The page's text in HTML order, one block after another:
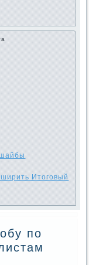
Итоговый
по